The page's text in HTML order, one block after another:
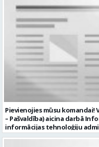
Pievienojies mūsu komandai!
– Pašvaldība) aicina darbā
informācijas tehnoloģiju
Darba vieta: Rūjienas un